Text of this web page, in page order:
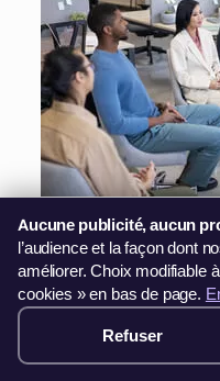
Rhône-Alpes recherchent
capables d'exploiter
d'Excel. Maîtriser les
de calcul avancées, ou
temps précieux et
299€ ·
Aucune publicité, aucun
l’audience et la façon dont
améliorer. Choix modifiable
cookies » en bas de page.
Refuser